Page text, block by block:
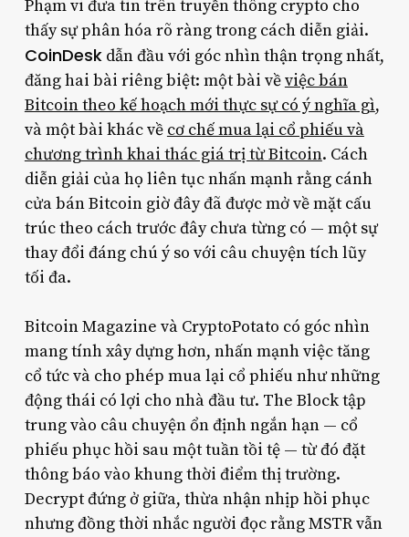
Phạm vi đưa tin trên truyền thông crypto cho
thấy sự phân hóa rõ ràng trong cách diễn giải.
CoinDeskdẫn đầu với góc nhìn thận trọng nhất,
đăng hai bài riêng biệt: một bài vềviệc bán
Bitcoin theo kế hoạch mới thực sự có ý nghĩa gì,
và một bài khác về cơ chế mua lại cổ phiếu và
chương trình khai thác giá trị từ Bitcoin. Cách
diễn giải của họ liên tục nhấn mạnh rằng cánh
cửa bán Bitcoin giờ đây đã được mở về mặt cấu
trúc theo cách trước đây chưa từng có — một sự
thay đổi đáng chú ý so với câu chuyện tích lũy
tối đa.
Bitcoin Magazine và CryptoPotato có góc nhìn
mang tính xây dựng hơn, nhấn mạnh việc tăng
cổ tức và cho phép mua lại cổ phiếu như những
động thái có lợi cho nhà đầu tư. The Block tập
trung vào câu chuyện ổn định ngắn hạn — cổ
phiếu phục hồi sau một tuần tồi tệ — từ đó đặt
thông báo vào khung thời điểm thị trường.
Decrypt đứng ở giữa, thừa nhận nhịp hồi phục
nhưng đồng thời nhắc người đọc rằng MSTR vẫn